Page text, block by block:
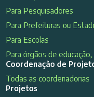
Para Pesquisadores
Para Prefeituras ou
Para Escolas
Para órgãos de educação,
Coordenação de
Todas as coordenadorias
Projetos